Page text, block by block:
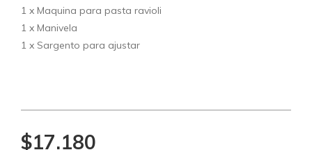
1 x Maquina para pasta ravioli
1 x Manivela
1 x Sargento para ajustar
$17.180